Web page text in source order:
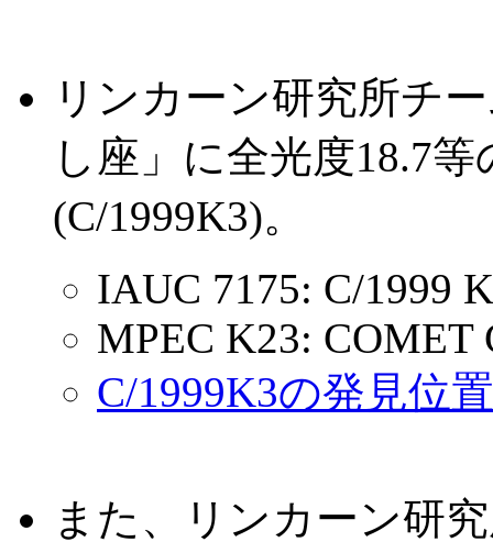
リンカーン研究所チ
し座」に全光度18.7
(C/1999K3)。
IAUC 7175: C/1999
MPEC K23:
C/1999K3の発見位置
また、リンカーン研